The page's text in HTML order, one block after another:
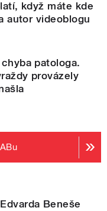
když máte kde
autor videoblogu
patologa.
provázely
Beneše